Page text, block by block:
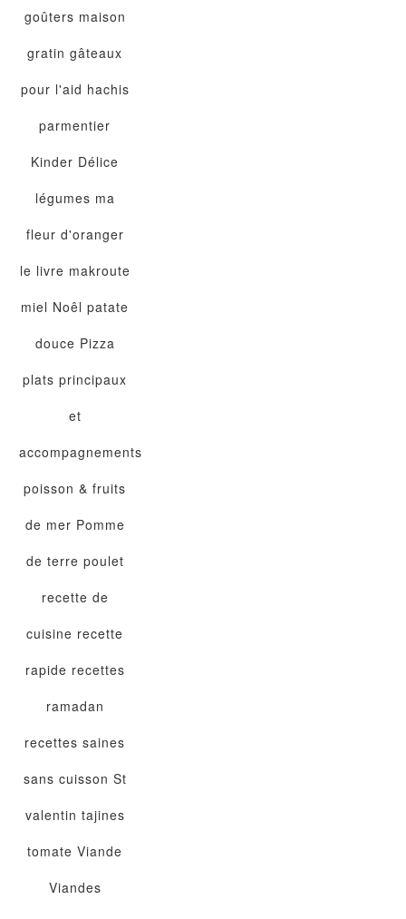
goûters maison
gratin gâteaux
pour l'aid hachis
parmentier
Kinder Délice
légumes ma
fleur d'oranger
le livre makroute
miel Noêl patate
douce Pizza
plats principaux
et
accompagnements
poisson & fruits
de mer Pomme
de terre poulet
recette de
cuisine recette
rapide recettes
ramadan
recettes saines
sans cuisson St
valentin tajines
tomate Viande
Viandes